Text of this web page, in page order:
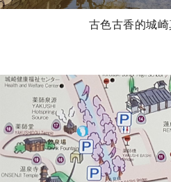
古色古香的城